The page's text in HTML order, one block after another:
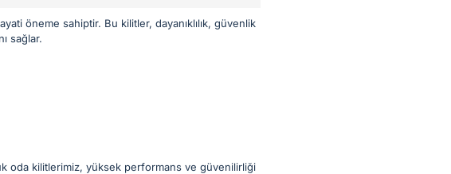
öneme sahiptir. Bu kilitler, dayanıklılık, güvenlik
sağlar.
oda kilitlerimiz, yüksek performans ve güvenilirliği